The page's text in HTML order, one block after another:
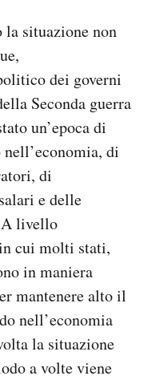
situazione non
dei governi
Seconda guerra
un’epoca di
di
di
e delle
A livello
cui molti stati,
in maniera
mantenere alto il
nell’economia
la situazione
a volte viene